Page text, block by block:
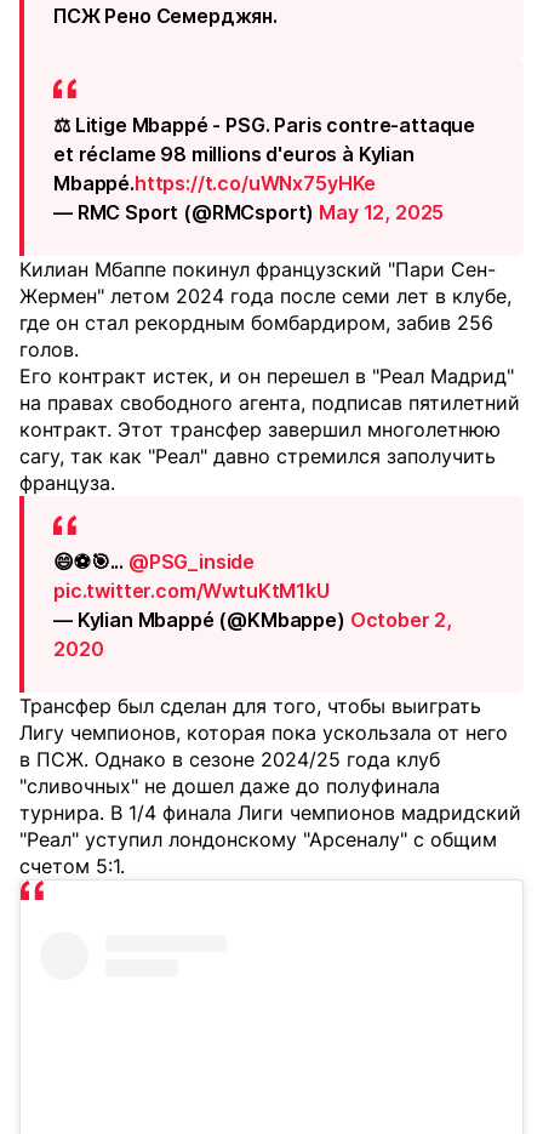
ПСЖ Рено Семерджян.
⚖️ Litige Mbappé - PSG. Paris contre-attaque
et réclame 98 millions d'euros à Kylian
Mbappé.https://t.co/uWNx75yHKe
— RMC Sport (@RMCsport) May 12, 2025
Килиан Мбаппе покинул французский "Пари Сен-
Жермен" летом 2024 года после семи лет в клубе,
где он стал рекордным бомбардиром, забив 256
голов.
Его контракт истек, и он перешел в "Реал Мадрид"
на правах свободного агента, подписав пятилетний
контракт. Этот трансфер завершил многолетнюю
сагу, так как "Реал" давно стремился заполучить
француза.
😄⚽️🎯... @PSG_inside
pic.twitter.com/WwtuKtM1kU
— Kylian Mbappé (@KMbappe) October 2,
2020
Трансфер был сделан для того, чтобы выиграть
Лигу чемпионов, которая пока ускользала от него
в ПСЖ. Однако в сезоне 2024/25 года клуб
"сливочных" не дошел даже до полуфинала
турнира. В 1/4 финала Лиги чемпионов мадридский
"Реал" уступил лондонскому "Арсеналу" с общим
счетом 5:1.